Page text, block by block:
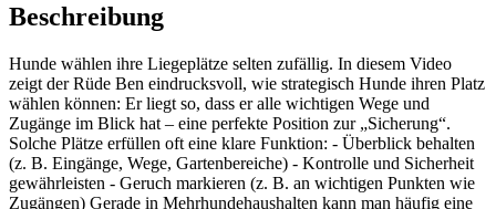
Beschreibung
Hunde wählen ihre Liegeplätze selten zufällig. In diesem Video
zeigt der Rüde Ben eindrucksvoll, wie strategisch Hunde ihren Platz
wählen können: Er liegt so, dass er alle wichtigen Wege und
Zugänge im Blick hat – eine perfekte Position zur „Sicherung“.
Solche Plätze erfüllen oft eine klare Funktion: - Überblick behalten
(z. B. Eingänge, Wege, Gartenbereiche) - Kontrolle und Sicherheit
gewährleisten - Geruch markieren (z. B. an wichtigen Punkten wie
Zugängen) Gerade in Mehrhundehaushalten kann man häufig eine